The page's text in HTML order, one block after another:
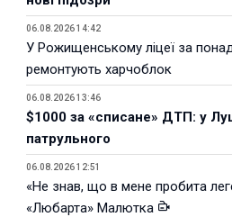
06.08.2026 14:42
У Рожищенському ліцеї за
ремонтують харчоблок
06.08.2026 13:46
$1000 за «списане» ДТП: у
патрульного
06.08.2026 12:51
«Не знав, що в мене пробита
«Любарта» Малютка